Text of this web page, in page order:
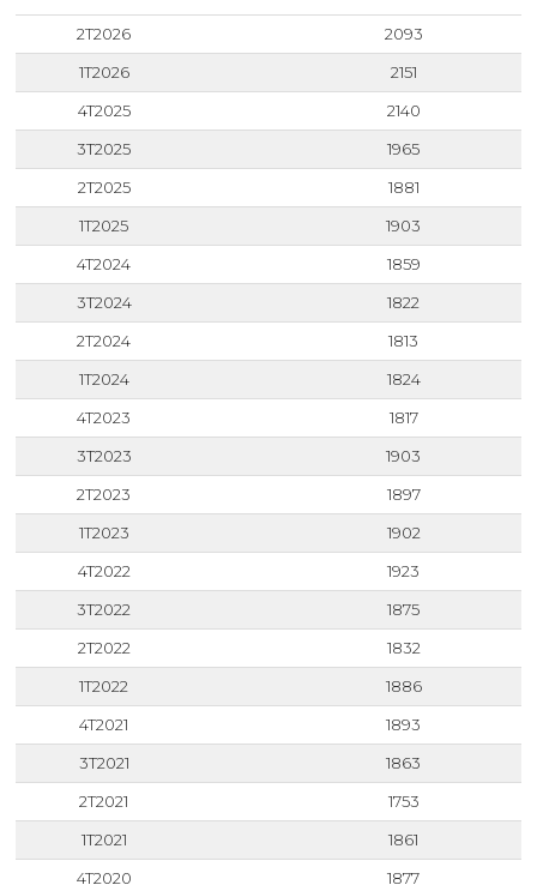
2T2026
2093
1T2026
2151
4T2025
2140
3T2025
1965
2T2025
1881
1T2025
1903
4T2024
1859
3T2024
1822
2T2024
1813
1T2024
1824
4T2023
1817
3T2023
1903
2T2023
1897
1T2023
1902
4T2022
1923
3T2022
1875
2T2022
1832
1T2022
1886
4T2021
1893
3T2021
1863
2T2021
1753
1T2021
1861
4T2020
1877